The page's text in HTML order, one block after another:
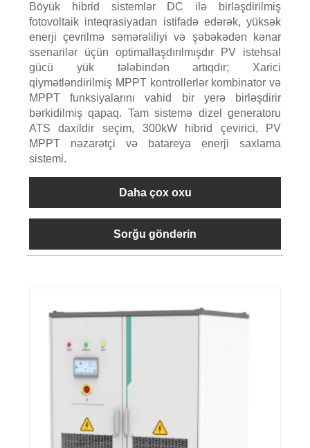
Böyük hibrid sistemlər DC ilə birləşdirilmiş
fotovoltaik inteqrasiyadan istifadə edərək, yüksək
enerji çevrilmə səmərəliliyi və şəbəkədən kənar
ssenarilər üçün optimallaşdırılmışdır PV istehsal
gücü yük tələbindən artıqdır; Xarici
qiymətləndirilmiş MPPT kontrollerlər kombinator və
MPPT funksiyalarını vahid bir yerə birləşdirir
bərkidilmiş qapaq. Tam sistemə dizel generatoru
ATS daxildir seçim, 300kW hibrid çevirici, PV
MPPT nəzarətçi və batareya enerji saxlama
sistemi.
Daha çox oxu
Sorğu göndərin